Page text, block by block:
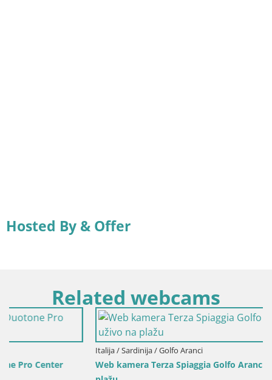
Hosted By & Offer
Related webcams
Italija / Sardinija / Golfo Aranci
Web kamera Terza Spiaggia Golfo Aranci – Pogled uživo na